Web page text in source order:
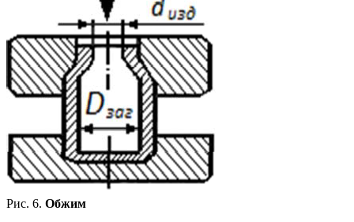
Рис. 6. Обжим